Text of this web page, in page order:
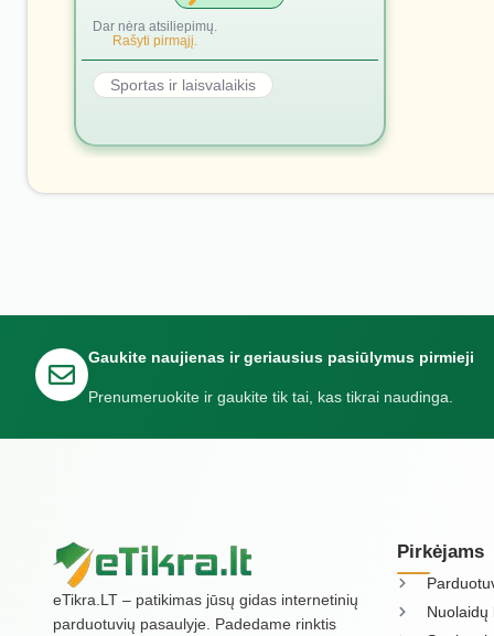
Dar nėra atsiliepimų.
Rašyti pirmąjį.
Sportas ir laisvalaikis
Gaukite naujienas ir geriausius pasiūlymus pirmieji
Prenumeruokite ir gaukite tik tai, kas tikrai naudinga.
eTikra.LT – patikimas jūsų gidas internetinių
parduotuvių pasaulyje. Padedame rinktis
Pirkėjams
Nuolaidų